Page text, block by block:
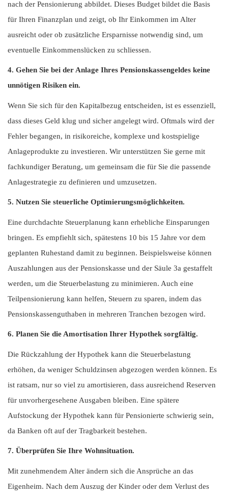
nach der Pensionierung abbildet. Dieses Budget bildet die Basis
für Ihren Finanzplan und zeigt, ob Ihr Einkommen im Alter
ausreicht oder ob zusätzliche Ersparnisse notwendig sind, um
eventuelle Einkommenslücken zu schliessen.
4. Gehen Sie bei der Anlage Ihres Pensionskassengeldes keine
unnötigen Risiken ein.
Wenn Sie sich für den Kapitalbezug entscheiden, ist es essenziell,
dass dieses Geld klug und sicher angelegt wird. Oftmals wird der
Fehler begangen, in risikoreiche, komplexe und kostspielige
Anlageprodukte zu investieren. Wir unterstützen Sie gerne mit
fachkundiger Beratung, um gemeinsam die für Sie die passende
Anlagestrategie zu definieren und umzusetzen.
5. Nutzen Sie steuerliche Optimierungsmöglichkeiten.
Eine durchdachte Steuerplanung kann erhebliche Einsparungen
bringen. Es empfiehlt sich, spätestens 10 bis 15 Jahre vor dem
geplanten Ruhestand damit zu beginnen. Beispielsweise können
Auszahlungen aus der Pensionskasse und der Säule 3a gestaffelt
werden, um die Steuerbelastung zu minimieren. Auch eine
Teilpensionierung kann helfen, Steuern zu sparen, indem das
Pensionskassenguthaben in mehreren Tranchen bezogen wird.
6. Planen Sie die Amortisation Ihrer Hypothek sorgfältig.
Die Rückzahlung der Hypothek kann die Steuerbelastung
erhöhen, da weniger Schuldzinsen abgezogen werden können. Es
ist ratsam, nur so viel zu amortisieren, dass ausreichend Reserven
für unvorhergesehene Ausgaben bleiben. Eine spätere
Aufstockung der Hypothek kann für Pensionierte schwierig sein,
da Banken oft auf der Tragbarkeit bestehen.
7. Überprüfen Sie Ihre Wohnsituation.
Mit zunehmendem Alter ändern sich die Ansprüche an das
Eigenheim. Nach dem Auszug der Kinder oder dem Verlust des